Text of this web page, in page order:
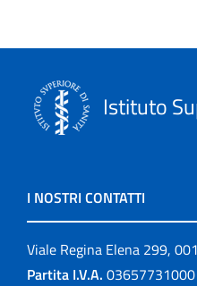
Istituto
I NOSTRI CONTATTI
Viale Regina Elena 299,
Partita I.V.A. 03657731000